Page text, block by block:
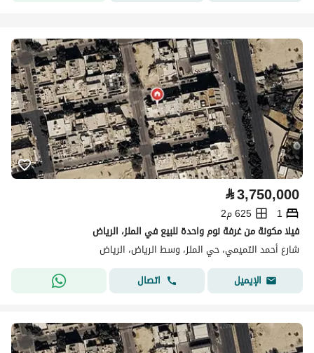
⃁3,750,000
1
625 م2
فيلا مكونة من غرفة نوم واحدة للبيع في الملز، الرياض
شارع أحمد التميمي، حي الملز، وسط الرياض، الرياض
الإيميل
اتصال